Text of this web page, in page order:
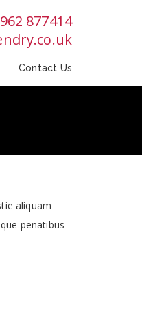
877414
Contact Us
aliquam
penatibus